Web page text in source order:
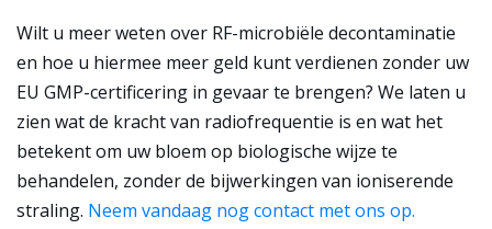
Wilt u meer weten over RF-microbiële decontaminatie
en hoe u hiermee meer geld kunt verdienen zonder uw
EU GMP-certificering in gevaar te brengen? We laten u
zien wat de kracht van radiofrequentie is en wat het
betekent om uw bloem op biologische wijze te
behandelen, zonder de bijwerkingen van ioniserende
straling. Neem vandaag nog contact met ons op.